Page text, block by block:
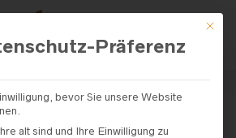
/AMÉLI
„10116“
Mit
Präferenz
bevor Sie unsere Website
alt sind und Ihre Einwilligung zu